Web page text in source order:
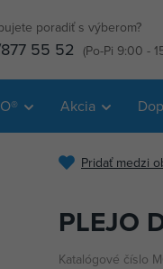
poradiť s výberom?
55 52 (Po-Pi 9:00 -
Akcia
Pridať medzi
PLEJO
Katalógové číslo